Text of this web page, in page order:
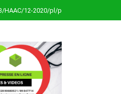
HAAC/12-2020/pl/p